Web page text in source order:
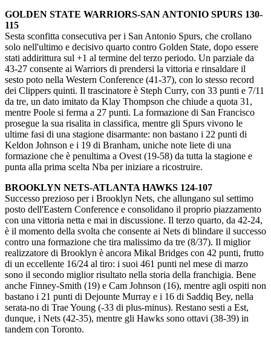
GOLDEN STATE WARRIORS-SAN ANTONIO SPURS 130-
115
Sesta sconfitta consecutiva per i San Antonio Spurs, che crollano
solo nell'ultimo e decisivo quarto contro Golden State, dopo essere
stati addirittura sul +1 al termine del terzo periodo. Un parziale da
43-27 consente ai Warriors di prendersi la vittoria e rinsaldare il
sesto poto nella Western Conference (41-37), con lo stesso record
dei Clippers quinti. Il trascinatore è Steph Curry, con 33 punti e 7/11
da tre, un dato imitato da Klay Thompson che chiude a quota 31,
mentre Poole si ferma a 27 punti. La formazione di San Francisco
prosegue la sua risalita in classifica, mentre gli Spurs vivono le
ultime fasi di una stagione disarmante: non bastano i 22 punti di
Keldon Johnson e i 19 di Branham, uniche note liete di una
formazione che è penultima a Ovest (19-58) da tutta la stagione e
punta alla prima scelta Nba per iniziare a ricostruire.
BROOKLYN NETS-ATLANTA HAWKS 124-107
Successo prezioso per i Brooklyn Nets, che allungano sul settimo
posto dell'Eastern Conference e consolidano il proprio piazzamento
con una vittoria netta e mai in discussione. Il terzo quarto, da 42-24,
è il momento della svolta che consente ai Nets di blindare il successo
contro una formazione che tira malissimo da tre (8/37). Il miglior
realizzatore di Brooklyn è ancora Mikal Bridges con 42 punti, frutto
di un eccellente 16/24 al tiro: i suoi 461 punti nel mese di marzo
sono il secondo miglior risultato nella storia della franchigia. Bene
anche Finney-Smith (19) e Cam Johnson (16), mentre agli ospiti non
bastano i 21 punti di Dejounte Murray e i 16 di Saddiq Bey, nella
serata-no di Trae Young (-33 di plus-minus). Restano sesti a Est,
dunque, i Nets (42-35), mentre gli Hawks sono ottavi (38-39) in
tandem con Toronto.